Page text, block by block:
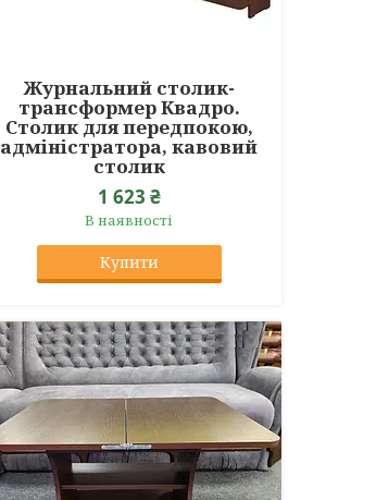
Журнальний столик-
трансформер Квадро.
Столик для передпокою,
адміністратора, кавовий
столик
1 623 ₴
В наявності
Купити